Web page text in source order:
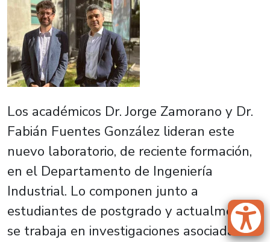
Los académicos Dr. Jorge Zamorano y Dr.
Fabián Fuentes González lideran este
nuevo laboratorio, de reciente formación,
en el Departamento de Ingeniería
Industrial. Lo componen junto a
estudiantes de postgrado y actualmente
se trabaja en investigaciones asociadas al